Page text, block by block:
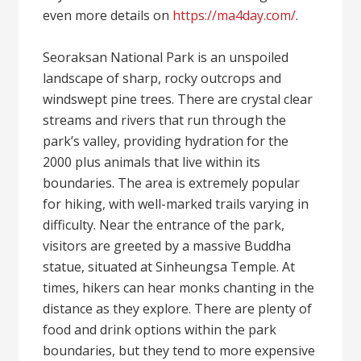
even more details on https://ma4day.com/.
Seoraksan National Park is an unspoiled
landscape of sharp, rocky outcrops and
windswept pine trees. There are crystal clear
streams and rivers that run through the
park’s valley, providing hydration for the
2000 plus animals that live within its
boundaries. The area is extremely popular
for hiking, with well-marked trails varying in
difficulty. Near the entrance of the park,
visitors are greeted by a massive Buddha
statue, situated at Sinheungsa Temple. At
times, hikers can hear monks chanting in the
distance as they explore. There are plenty of
food and drink options within the park
boundaries, but they tend to more expensive